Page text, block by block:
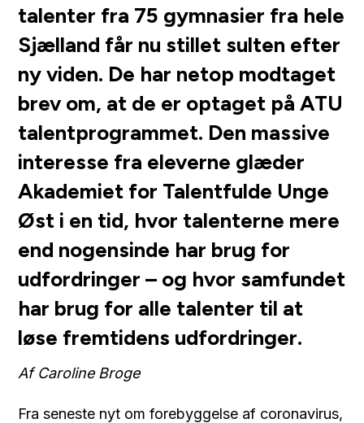
talenter fra 75 gymnasier fra hele
Sjælland får nu stillet sulten efter
ny viden. De har netop modtaget
brev om, at de er optaget på ATU
talentprogrammet. Den massive
interesse fra eleverne glæder
Akademiet for Talentfulde Unge
Øst i en tid, hvor talenterne mere
end nogensinde har brug for
udfordringer – og hvor samfundet
har brug for alle talenter til at
løse fremtidens udfordringer.
Af Caroline Broge
Fra seneste nyt om forebyggelse af coronavirus,